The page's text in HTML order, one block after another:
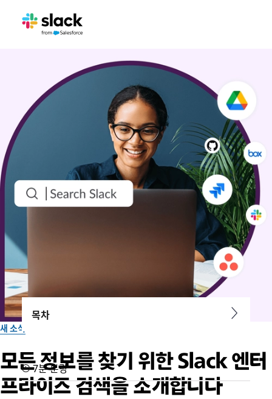
새 소식
모든 정보를 찾기 위한 Slack 엔터
프라이즈 검색을 소개합니다
목차
7분 분량